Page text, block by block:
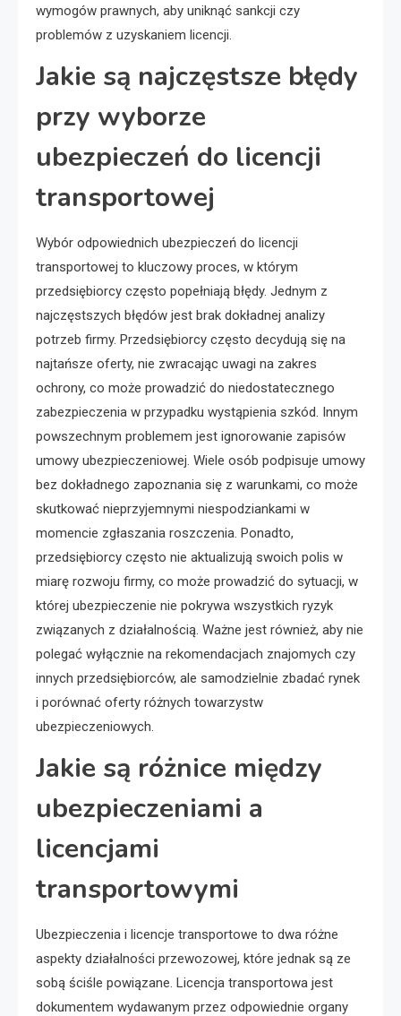
wymogów prawnych, aby uniknąć sankcji czy
problemów z uzyskaniem licencji.
Jakie są najczęstsze błędy
przy wyborze
ubezpieczeń do licencji
transportowej
Wybór odpowiednich ubezpieczeń do licencji
transportowej to kluczowy proces, w którym
przedsiębiorcy często popełniają błędy. Jednym z
najczęstszych błędów jest brak dokładnej analizy
potrzeb firmy. Przedsiębiorcy często decydują się na
najtańsze oferty, nie zwracając uwagi na zakres
ochrony, co może prowadzić do niedostatecznego
zabezpieczenia w przypadku wystąpienia szkód. Innym
powszechnym problemem jest ignorowanie zapisów
umowy ubezpieczeniowej. Wiele osób podpisuje umowy
bez dokładnego zapoznania się z warunkami, co może
skutkować nieprzyjemnymi niespodziankami w
momencie zgłaszania roszczenia. Ponadto,
przedsiębiorcy często nie aktualizują swoich polis w
miarę rozwoju firmy, co może prowadzić do sytuacji, w
której ubezpieczenie nie pokrywa wszystkich ryzyk
związanych z działalnością. Ważne jest również, aby nie
polegać wyłącznie na rekomendacjach znajomych czy
innych przedsiębiorców, ale samodzielnie zbadać rynek
i porównać oferty różnych towarzystw
ubezpieczeniowych.
Jakie są różnice między
ubezpieczeniami a
licencjami
transportowymi
Ubezpieczenia i licencje transportowe to dwa różne
aspekty działalności przewozowej, które jednak są ze
sobą ściśle powiązane. Licencja transportowa jest
dokumentem wydawanym przez odpowiednie organy